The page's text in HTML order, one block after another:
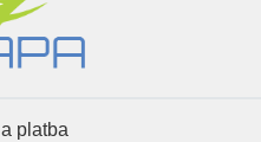
platba